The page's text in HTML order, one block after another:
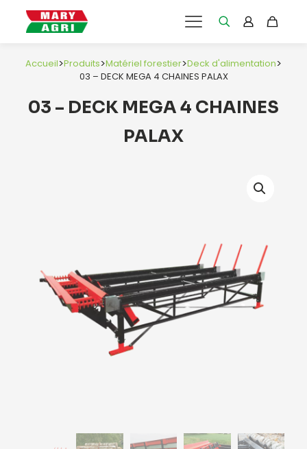
Accueil>Produits>Matériel forestier>Deck d'alimentation>
03 – DECK MEGA 4 CHAINES PALAX
03 – DECK MEGA 4 CHAINES
PALAX